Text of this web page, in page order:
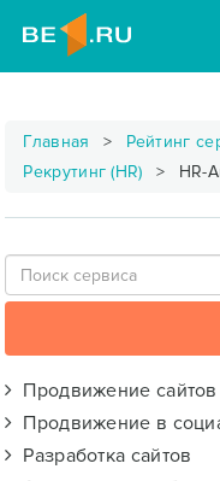
Главная Рейтинг
Рекрутинг (HR)
HR-
Продвижение сайтов
Продвижение в
Разработка сайтов